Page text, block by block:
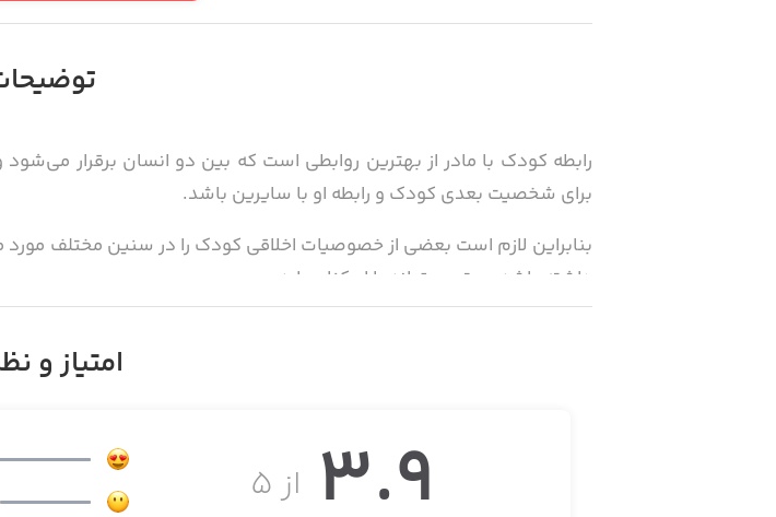
رابطه کودک با مادر از بهترین روابطی است که بین دو انسان برقرار
برای شخصیت بعدی کودک و رابطه او با سایرین باشد.
بنابراین لازم است بعضی از خصوصیات اخلاقی کودک را در سنین مختلف
داشته باشد، بهتر می‌تواند با او کنار بیاید.
• جمله‌های ویرانگری که نباید به کودکان گفت
امتیاز و
از ۵ 3.9